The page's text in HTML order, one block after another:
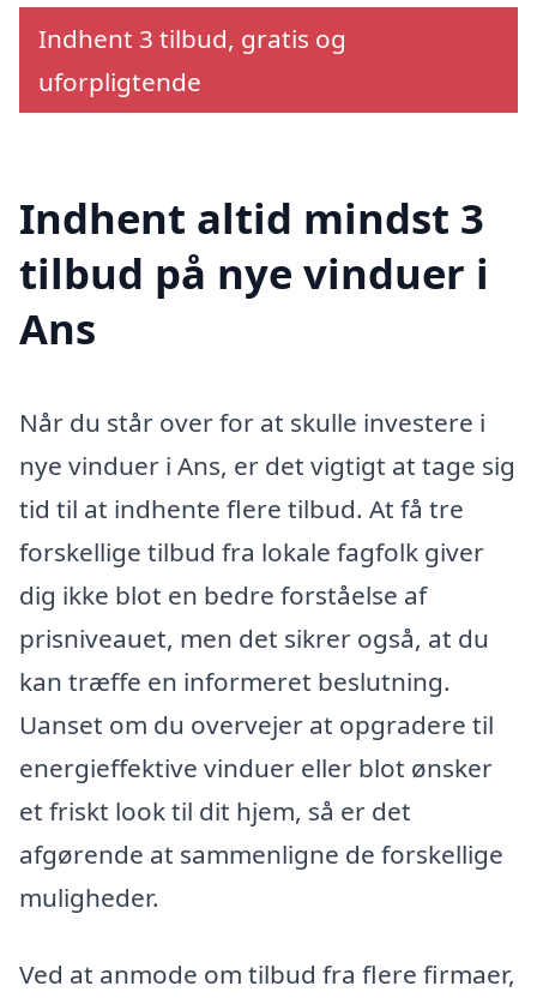
Indhent 3 tilbud, gratis og
uforpligtende
Indhent altid mindst 3
tilbud på nye vinduer i
Ans
Når du står over for at skulle investere i
nye vinduer i Ans, er det vigtigt at tage sig
tid til at indhente flere tilbud. At få tre
forskellige tilbud fra lokale fagfolk giver
dig ikke blot en bedre forståelse af
prisniveauet, men det sikrer også, at du
kan træffe en informeret beslutning.
Uanset om du overvejer at opgradere til
energieffektive vinduer eller blot ønsker
et friskt look til dit hjem, så er det
afgørende at sammenligne de forskellige
muligheder.
Ved at anmode om tilbud fra flere firmaer,